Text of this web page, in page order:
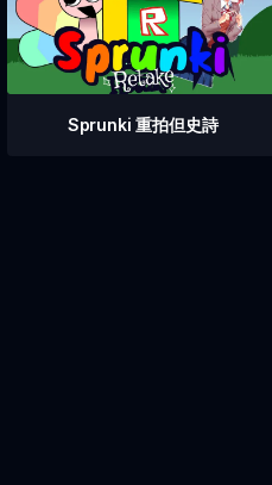
Sprunki 重拍但史詩